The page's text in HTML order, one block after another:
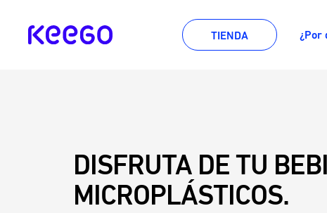
directamente
TIENDA ¿Por
KEEGO
DISFRUTA DE TU
MICROPLÁSTICOS.